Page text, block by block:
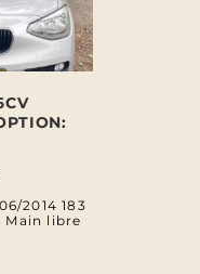
2014 183
Main libre